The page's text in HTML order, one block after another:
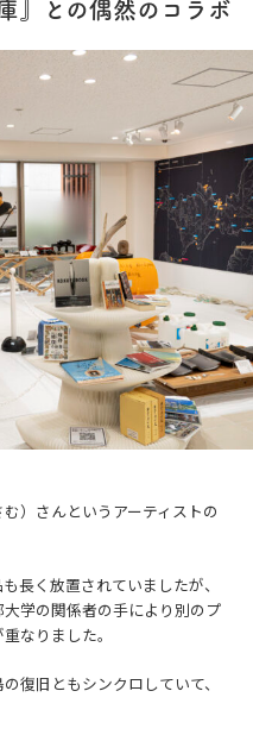
』 との偶然のコラボ
）さんというアーティストの
長く放置されていましたが、
学の関係者の手により別のプ
なりました。
復旧ともシンクロしていて、